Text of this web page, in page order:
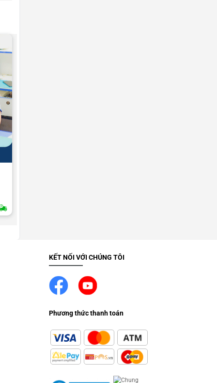
KẾT NỐI VỚI CHÚNG TÔI
Phương thức thanh toán